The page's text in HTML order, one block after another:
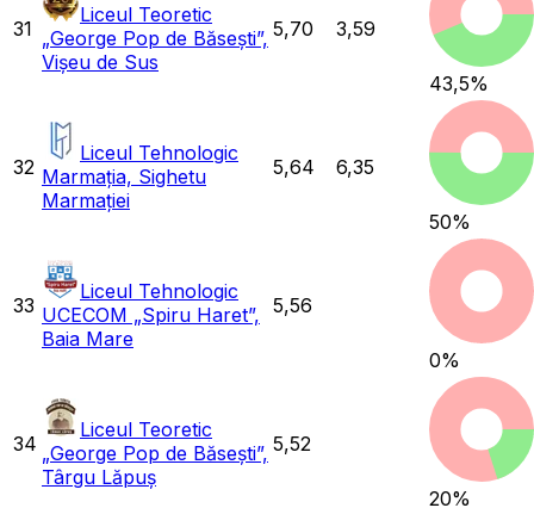
31
Liceul Teoretic
„George Pop de Băsești”,
Vișeu de Sus
5,70 3,59
43,5%
32
Liceul Tehnologic
Marmația, Sighetu
Marmației
5,64 6,35
50%
33
Liceul Tehnologic
UCECOM „Spiru Haret”,
Baia Mare
5,56
0%
34
Liceul Teoretic
„George Pop de Băsești”,
Târgu Lăpuș
5,52
20%